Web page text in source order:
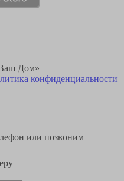
Дом»
конфиденциальности
или позвоним